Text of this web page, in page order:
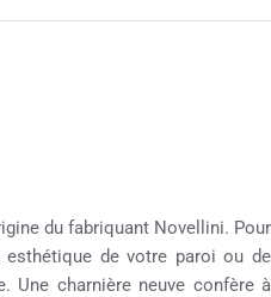
du fabriquant Novellini. Pour
de votre paroi ou de
Une charnière neuve confère à